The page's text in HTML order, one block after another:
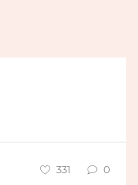
331 0